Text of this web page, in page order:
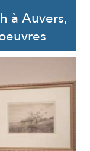
à Auvers,